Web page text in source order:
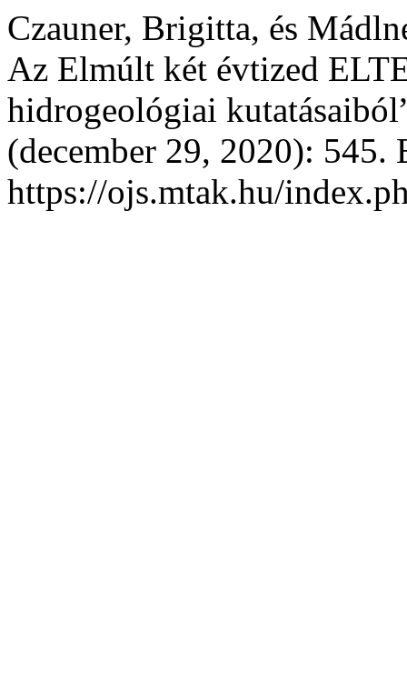
Czauner, Brigitta, és
Az Elmúlt két évtized
hidrogeológiai
(december 29, 2020): 545.
https://ojs.mtak.hu/